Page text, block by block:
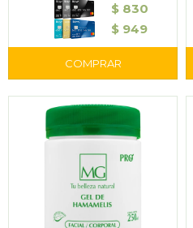
$ 830
$ 949